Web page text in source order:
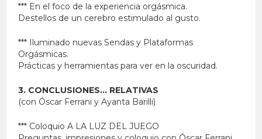
*** En el foco de la experiencia orgásmica.
Destellos de un cerebro estimulado al gusto.
*** Iluminado nuevas Sendas y Plataformas
Orgásmicas.
Prácticas y herramientas para ver en la oscuridad.
3. CONCLUSIONES… RELATIVAS
(con Óscar Ferrani y Ayanta Barilli)
*** Coloquio A LA LUZ DEL JUEGO